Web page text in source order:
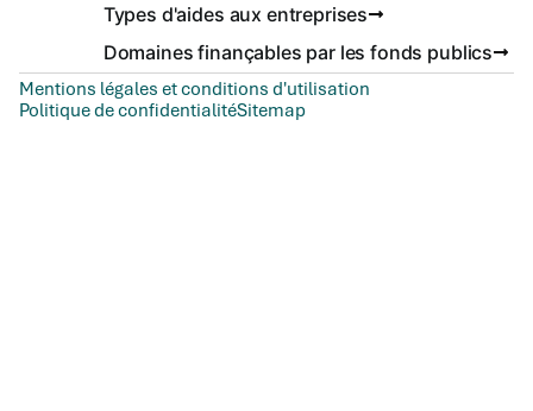
Types d'aides aux entreprises
Domaines finançables par les fonds publics
Mentions légales et conditions d'utilisation
Politique de confidentialitéSitemap